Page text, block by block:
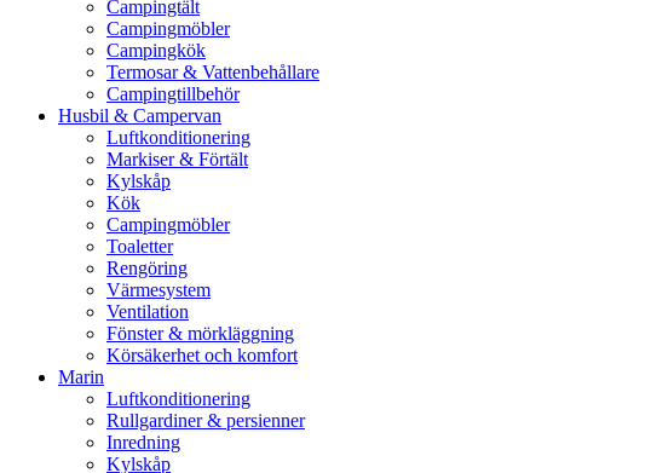
Campingtält
Campingmöbler
Campingkök
Termosar & Vattenbehållare
Campingtillbehör
Husbil & Campervan
Luftkonditionering
Markiser & Förtält
Kylskåp
Kök
Campingmöbler
Toaletter
Rengöring
Värmesystem
Ventilation
Fönster & mörkläggning
Körsäkerhet och komfort
Marin
Luftkonditionering
Rullgardiner & persienner
Inredning
Kylskåp